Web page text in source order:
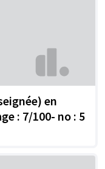
en
: 7/100- no : 5